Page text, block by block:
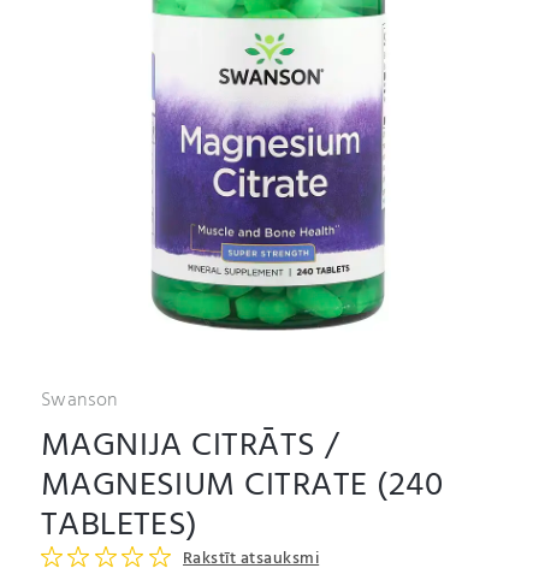
Swanson
MAGNIJA CITRĀTS /
MAGNESIUM CITRATE (240
TABLETES)
Rakstīt atsauksmi